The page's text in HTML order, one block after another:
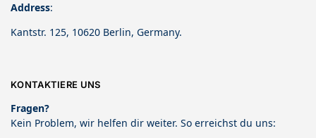
Address:
Kantstr. 125, 10620 Berlin, Germany.
KONTAKTIERE UNS
Fragen?
Kein Problem, wir helfen dir weiter. So erreichst du uns: